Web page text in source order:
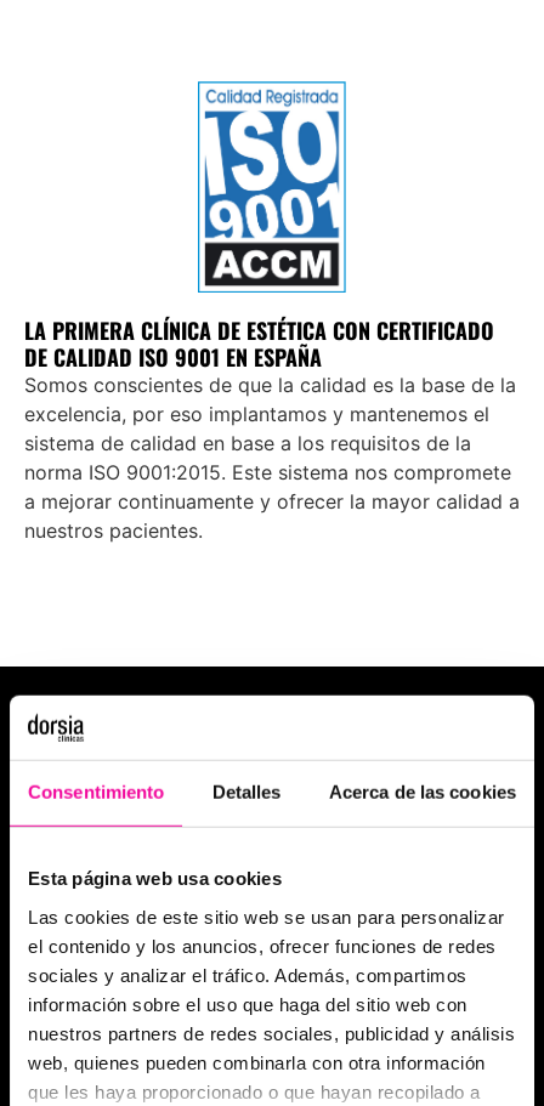
Consentimiento Detalles Acerca de las cookies
Esta página web usa cookies
Las cookies de este sitio web se usan para personalizar
el contenido y los anuncios, ofrecer funciones de redes
sociales y analizar el tráfico. Además, compartimos
información sobre el uso que haga del sitio web con
nuestros partners de redes sociales, publicidad y análisis
web, quienes pueden combinarla con otra información
que les haya proporcionado o que hayan recopilado a
LA PRIMERA CLÍNICA DE ESTÉTICA CON CERTIFICADO
DE CALIDAD ISO 9001 EN ESPAÑA
Somos conscientes de que la calidad es la base de la
excelencia, por eso implantamos y mantenemos el
sistema de calidad en base a los requisitos de la
norma ISO 9001:2015. Este sistema nos compromete
a mejorar continuamente y ofrecer la mayor calidad a
nuestros pacientes.